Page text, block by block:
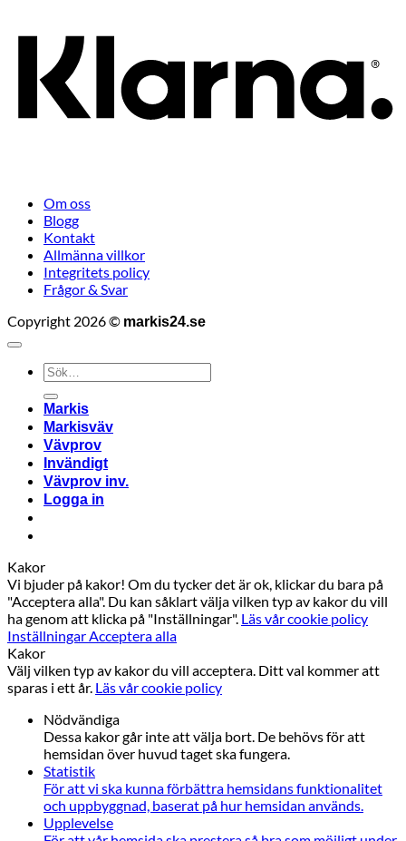
Om oss
Blogg
Kontakt
Allmänna villkor
Integritets policy
Frågor & Svar
Copyright 2026 © markis24.se
Sök
efter:
Markis
Markisväv
Vävprov
Invändigt
Vävprov inv.
Logga in
Kakor
Vi bjuder på kakor! Om du tycker det är ok, klickar du bara på
"Acceptera alla". Du kan såklart välja vilken typ av kakor du vill
ha genom att klicka på "Inställningar". Läs vår cookie policy
Inställningar Acceptera alla
Kakor
Välj vilken typ av kakor du vill acceptera. Ditt val kommer att
sparas i ett år. Läs vår cookie policy
Nödvändiga
Dessa kakor går inte att välja bort. De behövs för att
hemsidan över huvud taget ska fungera.
Statistik
För att vi ska kunna förbättra hemsidans funktionalitet
och uppbyggnad, baserat på hur hemsidan används.
Upplevelse